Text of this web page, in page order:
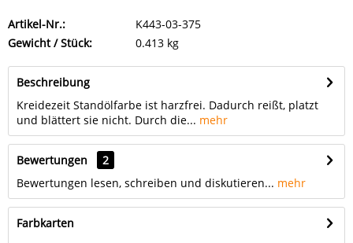
Artikel-Nr.:
K443-03-375
Gewicht / Stück:
0.413 kg
Beschreibung
Kreidezeit Standölfarbe ist harzfrei. Dadurch reißt, platzt
und blättert sie nicht. Durch die... mehr
Bewertungen
2
Bewertungen lesen, schreiben und diskutieren... mehr
Farbkarten